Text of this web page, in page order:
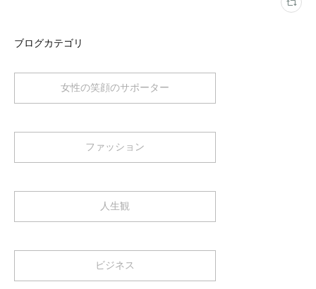
ブログカテゴリ
女性の笑顔のサポーター
ファッション
人生観
ビジネス